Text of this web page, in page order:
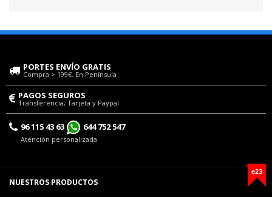
PORTES ENVÍO GRATIS
Compra > 199€. En Península
PAGOS SEGUROS
Transferencia, Tarjeta y Paypal
96 115 43 63 644 752 547
Atención personalizada
e23
NUESTROS PRODUCTOS